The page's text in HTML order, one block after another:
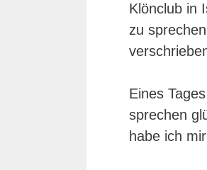
Klönclub in
zu
Eines
sprechen
habe ich